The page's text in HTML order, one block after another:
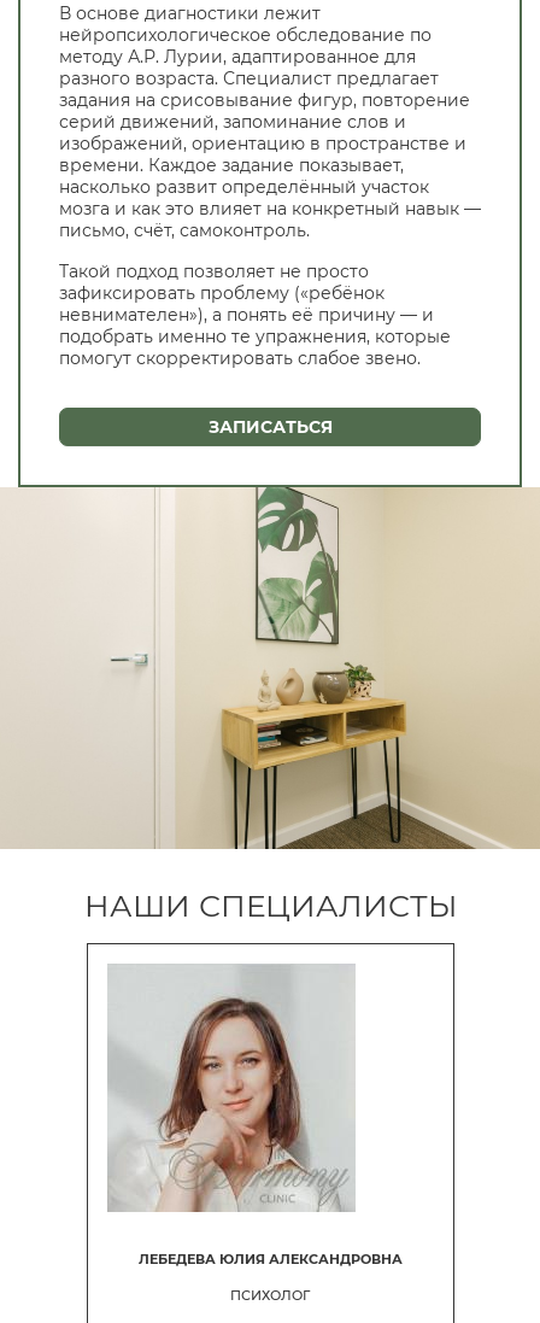
В основе диагностики лежит
нейропсихологическое обследование по
методу А.Р. Лурии, адаптированное для
разного возраста. Специалист предлагает
задания на срисовывание фигур, повторение
серий движений, запоминание слов и
изображений, ориентацию в пространстве и
времени. Каждое задание показывает,
насколько развит определённый участок
мозга и как это влияет на конкретный навык —
письмо, счёт, самоконтроль.
Такой подход позволяет не просто
зафиксировать проблему («ребёнок
невнимателен»), а понять её причину — и
подобрать именно те упражнения, которые
помогут скорректировать слабое звено.
ЗАПИСАТЬСЯ
НАШИ СПЕЦИАЛИСТЫ
ЛЕБЕДЕВА ЮЛИЯ АЛЕКСАНДРОВНА
ПСИХОЛОГ